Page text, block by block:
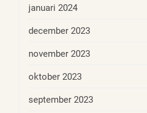
januari 2024
december 2023
november 2023
oktober 2023
september 2023